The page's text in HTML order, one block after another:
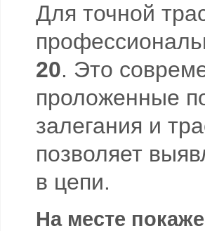
Для точной
20. Это
проложенные
залегания и
позволяет
в цепи.
На месте